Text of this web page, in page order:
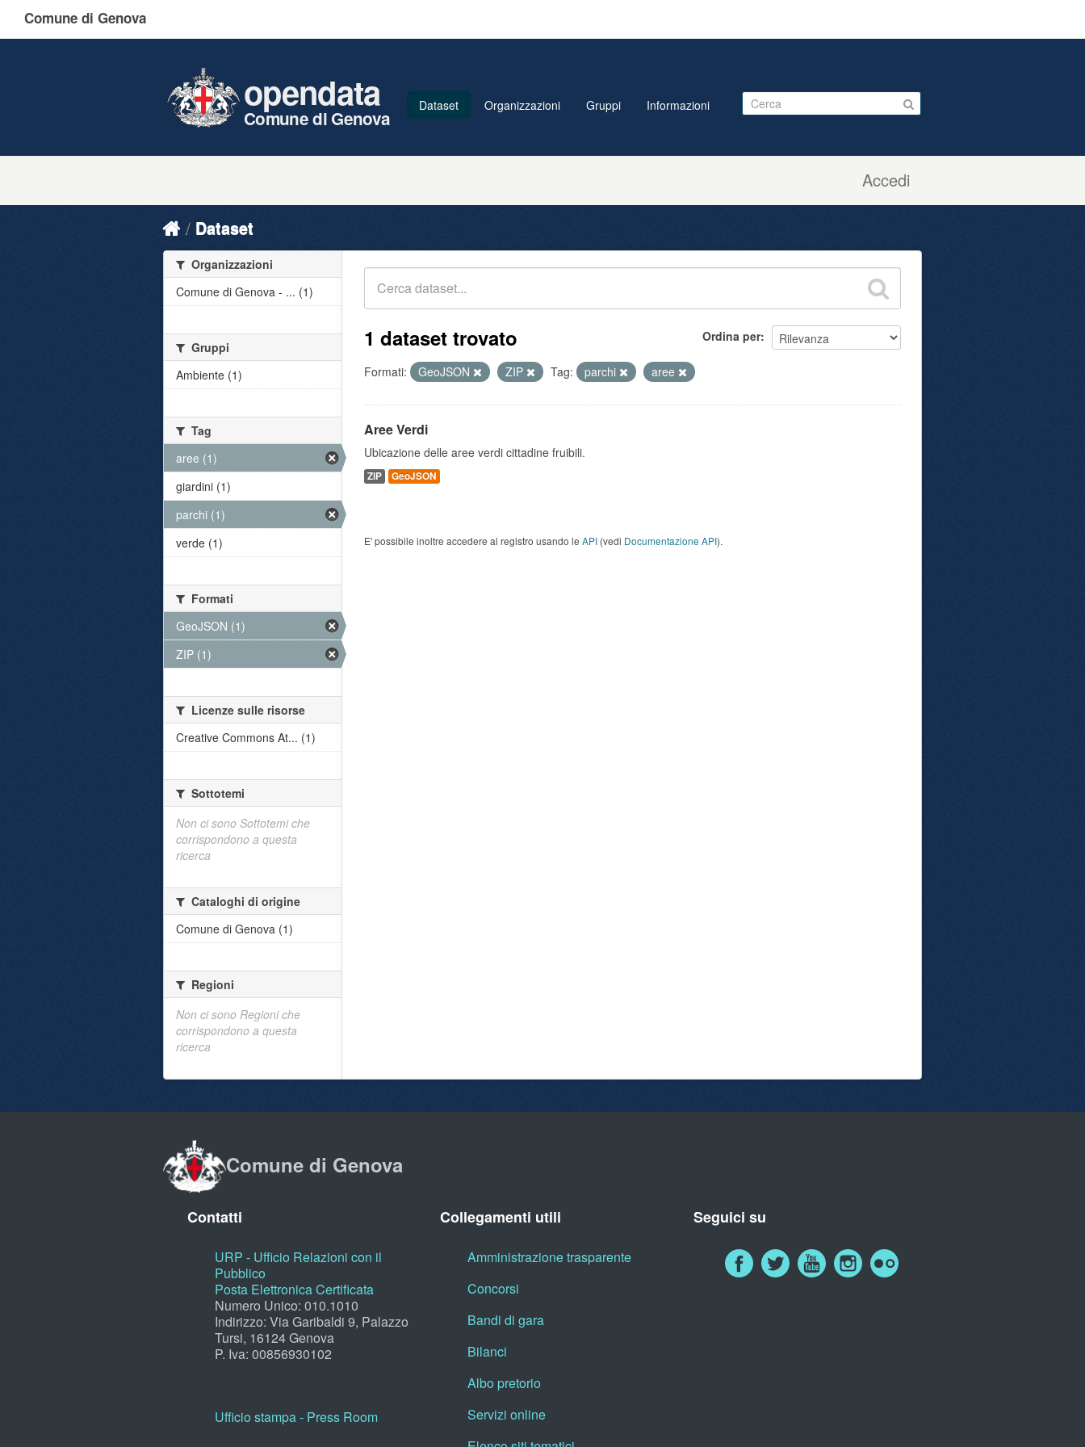
Comune di Genova
Accedi
opendata
Comune di Genova
Dataset Organizzazioni Gruppi Informazioni
Dataset
Ordina per
1 dataset trovato
Formati: GeoJSON ZIP Tag: parchi aree
Aree Verdi
Ubicazione delle aree verdi cittadine fruibili.
ZIP GeoJSON
E' possibile inoltre accedere al registro usando le API (vedi Documentazione API).
Organizzazioni
Comune di Genova - ... (1)
Gruppi
Ambiente (1)
Tag
aree (1)
giardini (1)
parchi (1)
verde (1)
Formati
GeoJSON (1)
ZIP (1)
Licenze sulle risorse
Creative Commons At... (1)
Sottotemi
Non ci sono Sottotemi che
corrispondono a questa
ricerca
Cataloghi di origine
Comune di Genova (1)
Regioni
Non ci sono Regioni che
corrispondono a questa
ricerca
Comune di Genova
Contatti
URP - Ufficio Relazioni con il
Pubblico
Posta Elettronica Certificata
Numero Unico: 010.1010
Indirizzo: Via Garibaldi 9, Palazzo
Tursi, 16124 Genova
P. Iva: 00856930102
Ufficio stampa - Press Room
Collegamenti utili
Amministrazione trasparente
Concorsi
Bandi di gara
Bilanci
Albo pretorio
Servizi online
Seguici su